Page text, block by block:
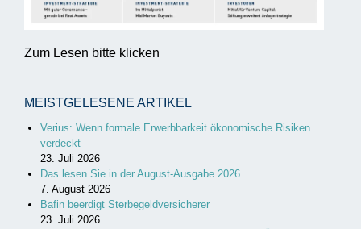
Zum Lesen bitte klicken
MEISTGELESENE ARTIKEL
Verius: Wenn formale Erwerbbarkeit ökonomische Risiken
verdeckt
23. Juli 2026
Das lesen Sie in der August-Ausgabe 2026
7. August 2026
Bafin beerdigt Sterbegeldversicherer
23. Juli 2026